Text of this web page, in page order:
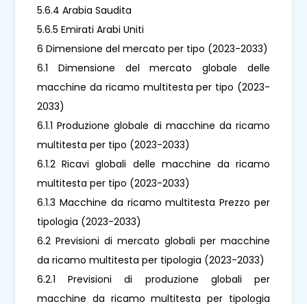
5.6.4 Arabia Saudita
5.6.5 Emirati Arabi Uniti
6 Dimensione del mercato per tipo (2023-2033)
6.1 Dimensione del mercato globale delle
macchine da ricamo multitesta per tipo (2023-
2033)
6.1.1 Produzione globale di macchine da ricamo
multitesta per tipo (2023-2033)
6.1.2 Ricavi globali delle macchine da ricamo
multitesta per tipo (2023-2033)
6.1.3 Macchine da ricamo multitesta Prezzo per
tipologia (2023-2033)
6.2 Previsioni di mercato globali per macchine
da ricamo multitesta per tipologia (2023-2033)
6.2.1 Previsioni di produzione globali per
macchine da ricamo multitesta per tipologia